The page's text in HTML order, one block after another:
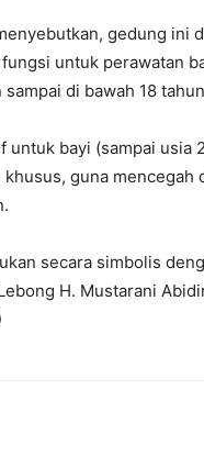
gedung ini
untuk perawatan
di bawah 18
untuk bayi (sampai usia
guna mencegah
secara simbolis
H. Mustarani